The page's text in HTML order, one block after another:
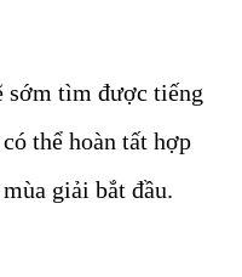
sớm tìm được tiếng
thể hoàn tất hợp
giải bắt đầu.